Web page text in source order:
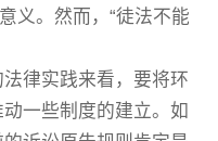
义。然而，“徒法不能
律实践来看，要将环
一些制度的建立。如